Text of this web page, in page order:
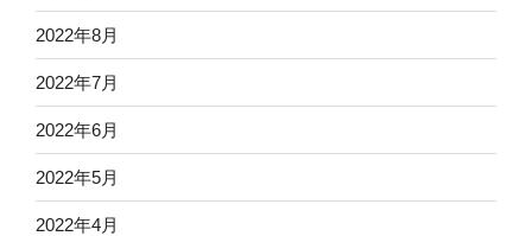
2022年8月
2022年7月
2022年6月
2022年5月
2022年4月